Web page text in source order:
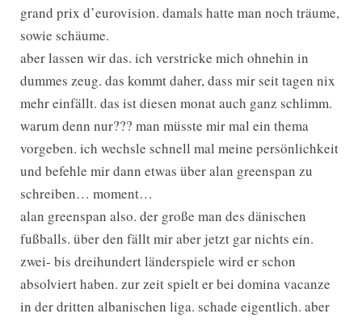
grand prix d’eurovision. damals hatte man noch träume,
sowie schäume.
aber lassen wir das. ich verstricke mich ohnehin in
dummes zeug. das kommt daher, dass mir seit tagen nix
mehr einfällt. das ist diesen monat auch ganz schlimm.
warum denn nur??? man müsste mir mal ein thema
vorgeben. ich wechsle schnell mal meine persönlichkeit
und befehle mir dann etwas über alan greenspan zu
schreiben… moment…
alan greenspan also. der große man des dänischen
fußballs. über den fällt mir aber jetzt gar nichts ein.
zwei- bis dreihundert länderspiele wird er schon
absolviert haben. zur zeit spielt er bei domina vacanze
in der dritten albanischen liga. schade eigentlich. aber